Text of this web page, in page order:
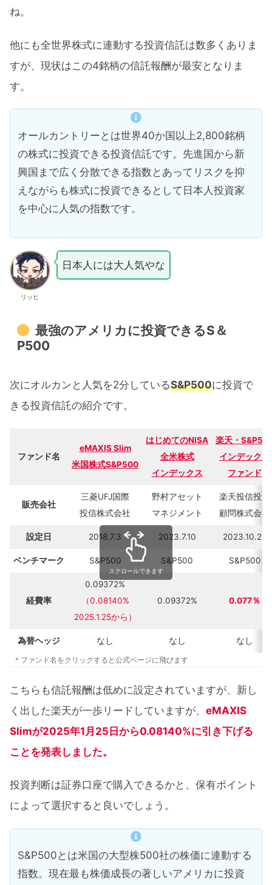
ね。
他にも全世界株式に連動する投資信託は数多くありま
すが、現状はこの4銘柄の信託報酬が最安となりま
す。
オールカントリーとは世界40か国以上2,800銘柄
の株式に投資できる投資信託です。先進国から新
興国まで広く分散できる指数とあってリスクを抑
えながらも株式に投資できるとして日本人投資家
を中心に人気の指数です。
リッヒ
日本人には大人気やな
最強のアメリカに投資できるS＆
P500
次にオルカンと人気を2分しているS&P500に投資で
きる投資信託の紹介です。
ファンド名
eMAXIS Slim
米国株式S&P500
はじめてのNISA
全米株式
インデックス
楽天・
インデックス
ファンド
販売会社
三菱UFJ国際
投信株式会社
野村アセット
マネジメント
楽天投信投資
顧問株式会社
設定日 2018.7.3 2023.7.10 2023.10.27
ベンチマーク S&P500 S&P500 S&P500
経費率
0.09372%
（0.08140%
2025.1.25から）
0.09372% 0.077％
為替ヘッジ なし なし なし
スクロールできます
＊ファンド名をクリックすると公式ページに飛びます
こちらも信託報酬は低めに設定されていますが、新し
く出した楽天が一歩リードしていますが、 eMAXIS
Slimが2025年1月25日から0.08140%に引き下げる
ことを発表しました。
投資判断は証券口座で購入できるかと、保有ポイント
によって選択すると良いでしょう。
S&P500とは米国の大型株500社の株価に連動する
指数。現在最も株価成長の著しいアメリカに投資